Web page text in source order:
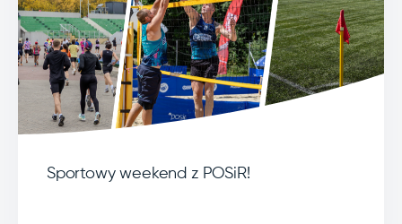
Sportowy weekend z POSiR!